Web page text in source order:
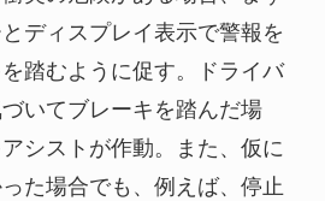
ディスプレイ表示で警報を
踏むように促す。ドライバ
いてブレーキを踏んだ場
シストが作動。また、仮に
た場合でも、例えば、停止